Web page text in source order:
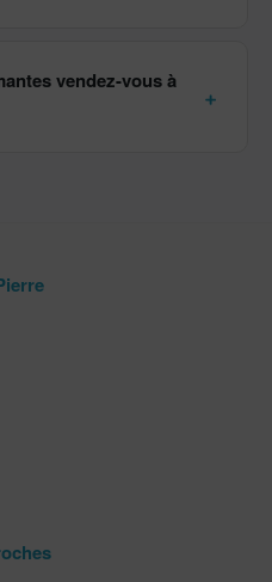
vendez-vous à